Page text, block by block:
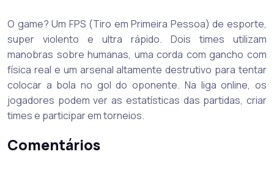
O game? Um FPS (Tiro em Primeira Pessoa) de esporte,
super violento e ultra rápido. Dois times utilizam
manobras sobre humanas, uma corda com gancho com
física real e um arsenal altamente destrutivo para tentar
colocar a bola no gol do oponente. Na liga online, os
jogadores podem ver as estatísticas das partidas, criar
times e participar em torneios.
Comentários